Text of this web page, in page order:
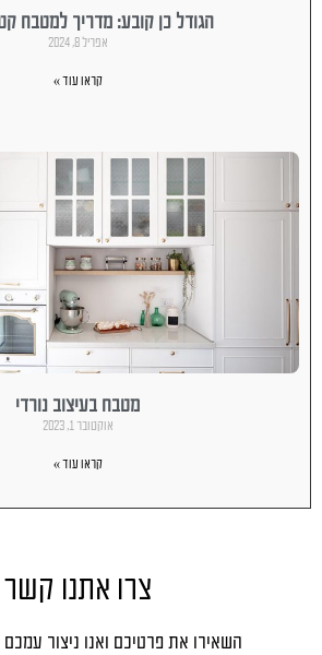
הגודל כן קובע: מדריך למטבח
אפריל 8, 2024
קראו עוד »
מטבח בעיצוב נורדי
אוקטובר 1, 2023
קראו עוד »
צרו אתנו קשר
השאירו את פרטיכם ואנו ניצור